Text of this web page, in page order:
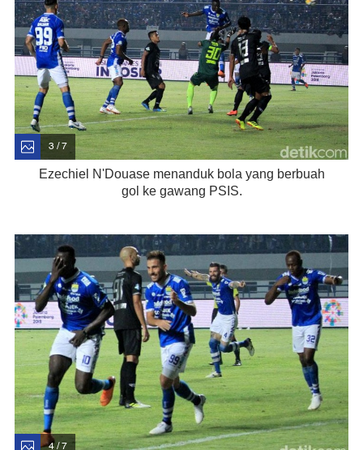
3 / 7
Ezechiel N'Douase menanduk bola yang berbuah
gol ke gawang PSIS.
4 / 7